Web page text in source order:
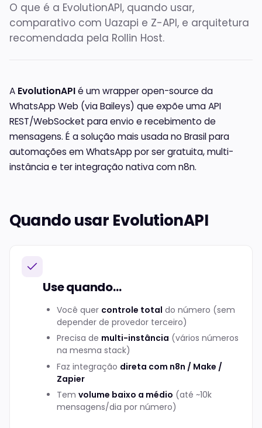
O que é a EvolutionAPI, quando usar,
comparativo com Uazapi e Z-API, e arquitetura
recomendada pela Rollin Host.
A EvolutionAPIé um wrapper open-source da
WhatsApp Web (via Baileys) que expõe uma API
REST/WebSocket para envio e recebimento de
mensagens. É a solução mais usada no Brasil para
automações em WhatsApp por ser gratuita, multi-
instância e ter integração nativa com n8n.
Quando usar EvolutionAPI
Use quando...
Você quer controle total do número (sem
depender de provedor terceiro)
Precisa de multi-instância (vários números
na mesma stack)
Faz integração direta com n8n / Make /
Zapier
Tem volume baixo a médio (até ~10k
mensagens/dia por número)